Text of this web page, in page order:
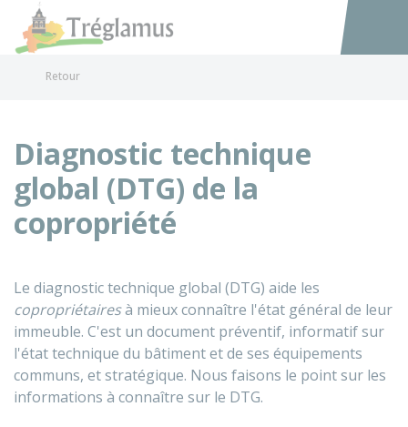
Accéder
Retour
Diagnostic technique
global (DTG) de la
copropriété
Le diagnostic technique global (DTG) aide les
copropriétairesà mieux connaître l'état général de leur
immeuble. C'est un document préventif, informatif sur
l'état technique du bâtiment et de ses équipements
communs, et stratégique. Nous faisons le point sur les
informations à connaître sur le DTG.